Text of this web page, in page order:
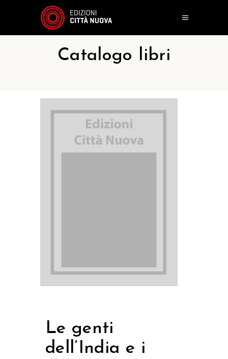
Catalogo libri
Le genti
dell’India e i